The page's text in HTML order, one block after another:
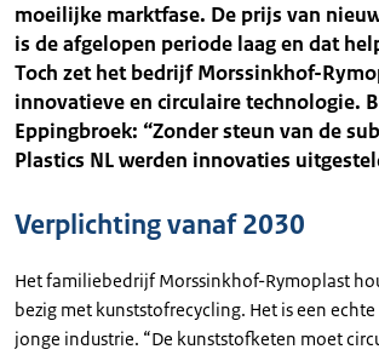
moeilijke marktfase. De prijs van
is de afgelopen periode laag en dat
Toch zet het bedrijf Morssinkhof-
innovatieve en circulaire technologie.
Eppingbroek: “Zonder steun van de
Plastics NL werden innovaties
Verplichting vanaf 2030
Het familiebedrijf Morssinkhof-Rymoplast
bezig met kunststofrecycling. Het is een
jonge industrie. “De kunststofketen moet